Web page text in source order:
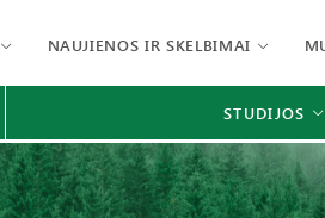
NAUJIENOS IR SKELBIMAI
STUDIJOS